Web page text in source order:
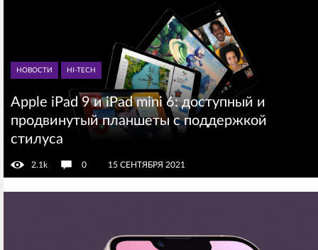
НОВОСТИ HI-TECH
Apple iPad 9 и iPad mini 6: доступный и
продвинутый планшеты с поддержкой
стилуса
2.1k 0 15 СЕНТЯБРЯ 2021